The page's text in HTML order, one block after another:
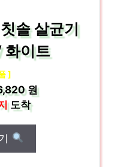
솔 살균기
이트
]
원
도착